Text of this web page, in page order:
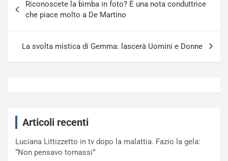
articoli
Riconoscete la bimba in foto? È una nota conduttrice
che piace molto a De Martino
La svolta mistica di Gemma: lascerà Uomini e Donne
Articoli recenti
Luciana Littizzetto in tv dopo la malattia. Fazio la gela:
“Non pensavo tornassi”